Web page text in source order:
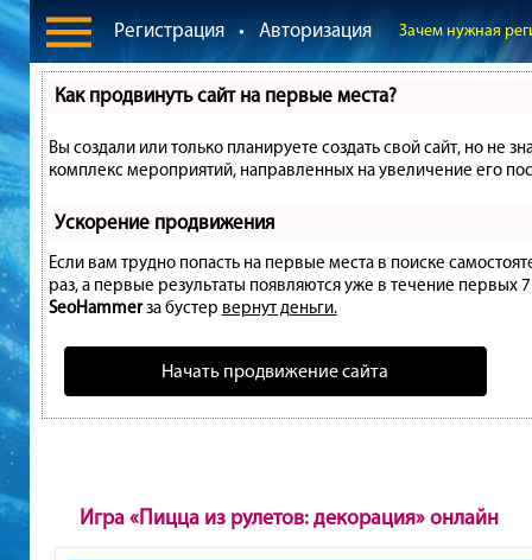
Регистрация • Авторизация Зачем нужная
Как продвинуть сайт на первые места?
Вы создали или только планируете создать свой сайт, но не
комплекс мероприятий, направленных на увеличение его
Ускорение продвижения
Если вам трудно попасть на первые места в поиске
раз, а первые результаты появляются уже в течение первых
SeoHammerза бустер вернут деньги.
Начать продвижение сайта
Игра «Пицца из рулетов: декорация» онлайн